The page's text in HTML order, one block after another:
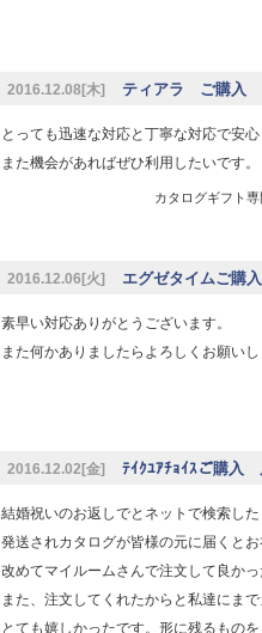
2016.12.08[木] ティアラ ご購入
とっても迅速な対応と丁寧な対応で安
また機会があればぜひ利用したいです。
カタログギフト
2016.12.06[火] エグゼタイムご購
素早い対応ありがとうございます。
また何かありましたらよろしくお願い
2016.12.02[金] ﾃｲｸﾕｱﾁｮｲｽご購入
結婚祝いのお返しでとネットで検索し
発送されカタログが皆様の元に届くと
改めてマイルームさんで注文して良か
また、注文してくれたからと私達にま
とても嬉しかったです。形に残るもの